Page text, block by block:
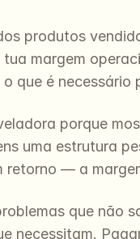
produtos
margem
que é
porque
uma estrutura
retorno — a
que não
necessitam.